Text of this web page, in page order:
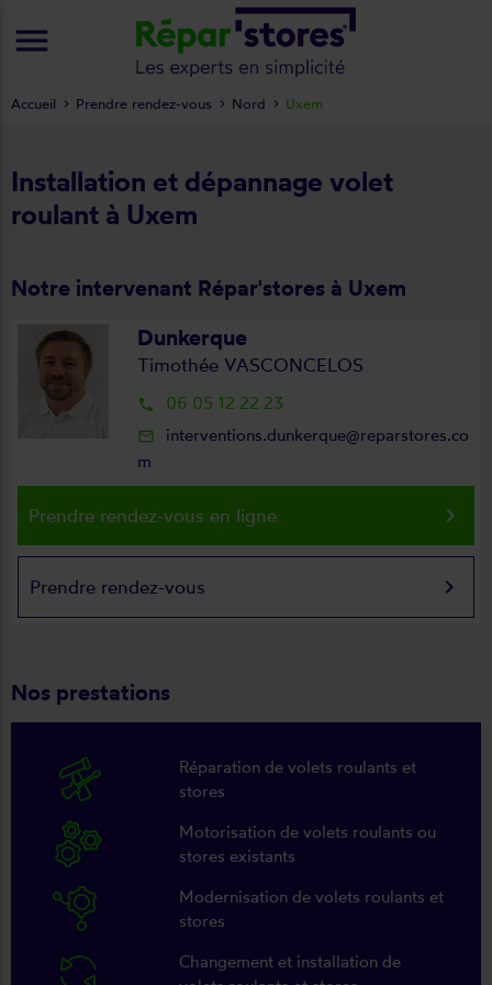
Installation et dépannage volet
roulant à Uxem
Notre intervenant Répar'stores à Uxem
Dunkerque
Timothée VASCONCELOS
local_phone 06 05 12 22 23
mail_outline
interventions.dunkerque@reparstores.co
m
Prendre rendez-vous en ligne keyboard_arrow_right
Prendre rendez-vous keyboard_arrow_right
Nos prestations
Réparation de volets roulants et
stores
Motorisation de volets roulants ou
stores existants
Modernisation de volets roulants et
stores
Changement et installation de
Accueil Prendre rendez-vous Nord Uxem
menu